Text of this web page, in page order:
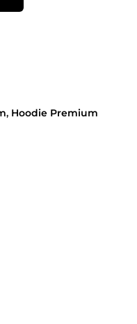
, Hoodie Premium